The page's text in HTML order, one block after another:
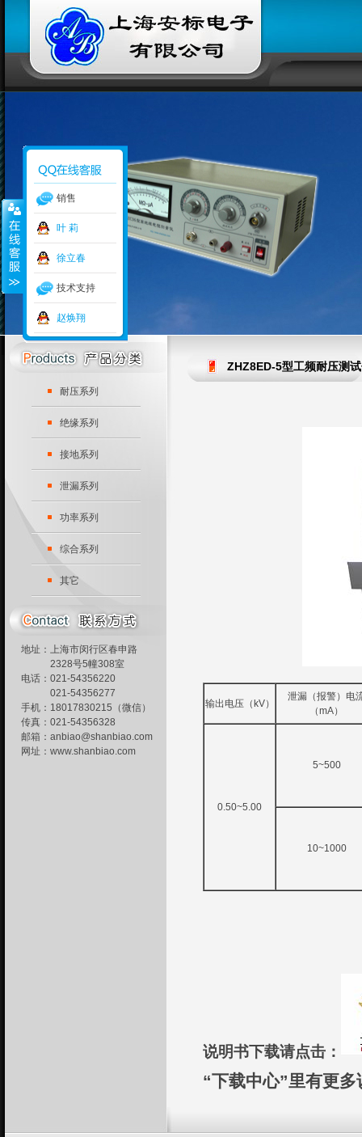
耐压系列
绝缘系列
接地系列
泄漏系列
功率系列
综合系列
其它
地址：上海市闵行区春申路
2328号5幢308室
电话：021-54356220
021-54356277
手机：18017830215（微信）
传真：021-54356328
邮箱： anbiao@shanbiao.com
网址： www.shanbiao.com
ZHZ8ED-5型工频耐压测
输出电压（kV）
泄漏（报警）电
（mA）
0.50~5.00
5~500
10~1000
说明书下载请点击：
“下载中心”里有更
销售
叶 莉
徐立春
技术支持
赵焕翔